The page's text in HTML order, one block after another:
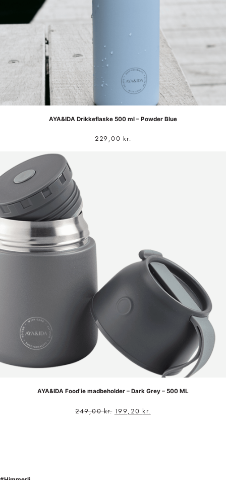
AYA&IDA Drikkeflaske 500 ml – Powder Blue
229,00 kr.
AYA&IDA Food’ie madbeholder – Dark Grey – 500 ML
249,00kr. 199,20 kr.